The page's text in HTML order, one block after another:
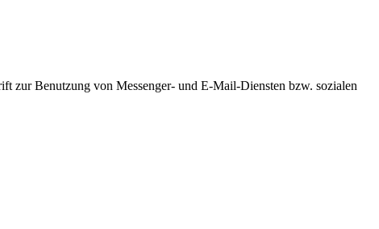
zur Benutzung von Messenger- und E-Mail-Diensten bzw. sozialen